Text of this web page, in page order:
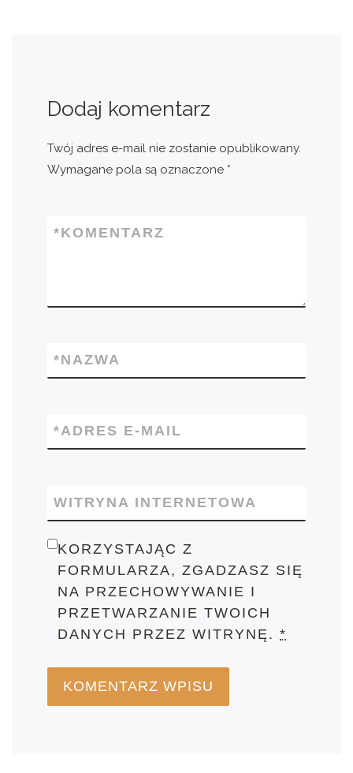
Dodaj komentarz
Twój adres e-mail nie zostanie opublikowany.
Wymagane pola są oznaczone *
KOMENTARZ
*
NAZWA
*
ADRES E-MAIL
*
WITRYNA INTERNETOWA
KORZYSTAJĄC Z
FORMULARZA, ZGADZASZ SIĘ
NA PRZECHOWYWANIE I
PRZETWARZANIE TWOICH
DANYCH PRZEZ WITRYNĘ.*